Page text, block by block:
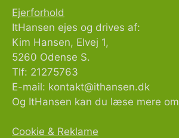
Ejerforhold
ItHansen ejes og drives af:
Kim Hansen, Elvej 1,
5260 Odense S.
Tlf: 21275763
E-mail: kontakt@ithansen.dk
Og ItHansen kan du læse mere om
Cookie & Reklame